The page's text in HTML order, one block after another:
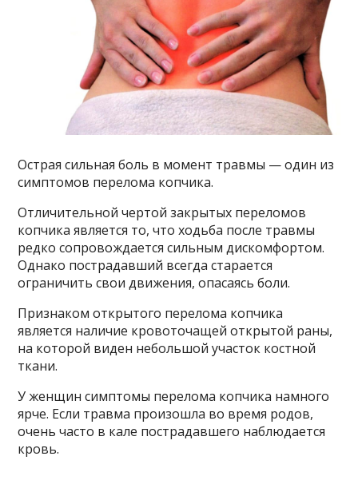
Острая сильная боль в момент травмы — один из
симптомов перелома копчика.
Отличительной чертой закрытых переломов
копчика является то, что ходьба после травмы
редко сопровождается сильным дискомфортом.
Однако пострадавший всегда старается
ограничить свои движения, опасаясь боли.
Признаком открытого перелома копчика
является наличие кровоточащей открытой раны,
на которой виден небольшой участок костной
ткани.
У женщин симптомы перелома копчика намного
ярче. Если травма произошла во время родов,
очень часто в кале пострадавшего наблюдается
кровь.